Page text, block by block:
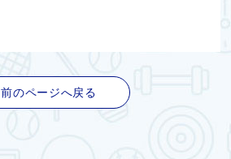
前のページへ戻る